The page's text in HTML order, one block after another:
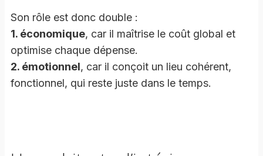
Son rôle est donc double :
1. économique, car il maîtrise le coût global et
optimise chaque dépense.
2. émotionnel, car il conçoit un lieu cohérent,
fonctionnel, qui reste juste dans le temps.